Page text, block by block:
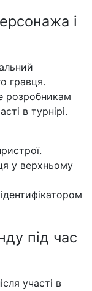
і
гравця.
розробникам
в турнірі.
у верхньому
під час
участі в